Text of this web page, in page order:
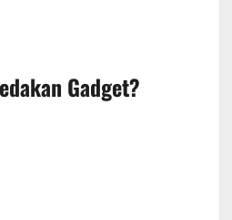
Gadget?